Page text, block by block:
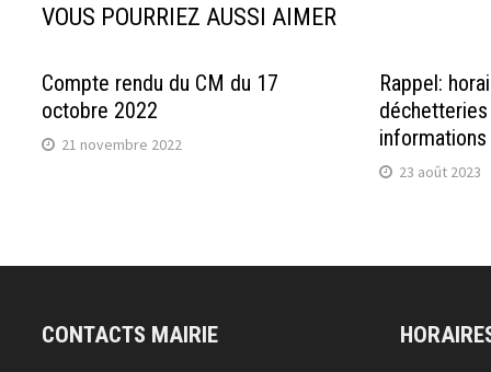
VOUS POURRIEZ AUSSI AIMER
Compte rendu du CM du 17
octobre 2022
21 novembre 2022
Rappel:
23 août 2023
CONTACTS MAIRIE